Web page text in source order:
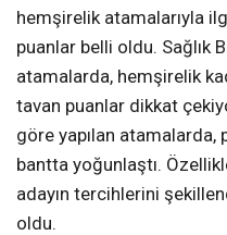
hemşirelik atamalarıyla
puanlar belli oldu. Sağlık
atamalarda, hemşirelik
tavan puanlar dikkat
göre yapılan atamalarda,
bantta yoğunlaştı.
adayın tercihlerini
oldu.